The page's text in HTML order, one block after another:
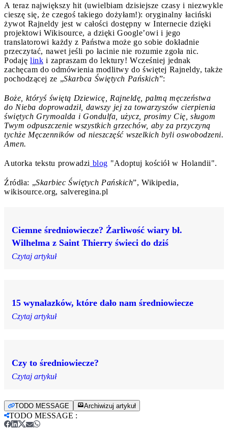
A teraz największy hit (uwielbiam dzisiejsze czasy i niezwykle
cieszę się, że czegoś takiego dożyłam!): oryginalny łaciński
żywot Rajneldy jest w całości dostępny w Internecie dzięki
projektowi Wikisource, a dzięki Google’owi i jego
translatorowi każdy z Państwa może go sobie dokładnie
przeczytać, nawet jeśli po łacinie nie rozumie zgoła nic.
Podaję link i zapraszam do lektury! Wcześniej jednak
zachęcam do odmówienia modlitwy do świętej Rajneldy, także
pochodzącej ze „Skarbca Świętych Pańskich”:
Boże, któryś świętą Dziewicę, Rajneldę, palmą męczeństwa
do Nieba doprowadził, dawszy jej za towarzyszów cierpienia
świętych Grymoalda i Gondulfa, użycz, prosimy Cię, sługom
Twym odpuszczenie wszystkich grzechów, aby za przyczyną
tychże Męczenników od nieszczęść wszelkich byli oswobodzeni.
Amen.
Autorka tekstu prowadzi blog "Adoptuj kościół w Holandii".
Źródła: „Skarbiec Świętych Pańskich”, Wikipedia,
wikisource.org, salveregina.pl
Ciemne średniowiecze? Żarliwość wiary bł.
Wilhelma z Saint Thierry świeci do dziś
Czytaj artykuł
15 wynalazków, które dało nam średniowiecze
Czytaj artykuł
Czy to średniowiecze?
Czytaj artykuł
TODO MESSAGE Archiwizuj artykuł
TODO MESSAGE :